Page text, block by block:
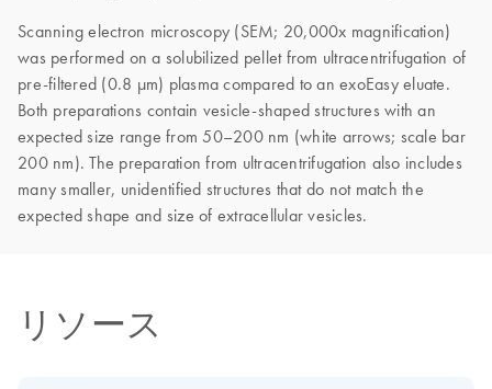
Scanning electron microscopy (SEM; 20,000x magnification)
was performed on a solubilized pellet from ultracentrifugation of
pre-filtered (0.8 µm) plasma compared to an exoEasy eluate.
Both preparations contain vesicle-shaped structures with an
expected size range from 50–200 nm (white arrows; scale bar
200 nm). The preparation from ultracentrifugation also includes
many smaller, unidentified structures that do not match the
expected shape and size of extracellular vesicles.
リソース